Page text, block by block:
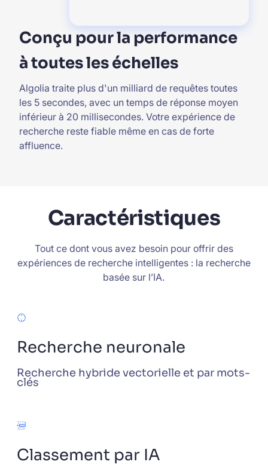
Conçu pour la performance
à toutes les échelles
Algolia traite plus d'un milliard de requêtes toutes
les 5 secondes, avec un temps de réponse moyen
inférieur à 20 millisecondes. Votre expérience de
recherche reste fiable même en cas de forte
affluence.
Caractéristiques
Tout ce dont vous avez besoin pour offrir des
expériences de recherche intelligentes : la recherche
basée sur l’IA.
Recherche neuronale
Recherche hybride vectorielle et par mots-
clés
Classement par IA